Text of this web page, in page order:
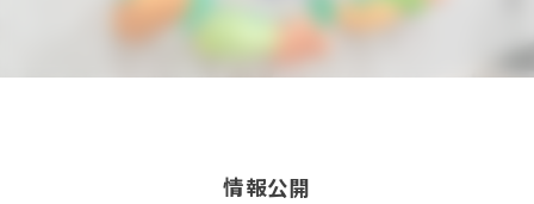
情報公開